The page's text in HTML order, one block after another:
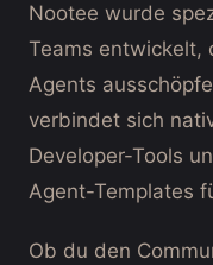
Nootee wurde
Teams entwickelt,
Agents
verbindet sich
Developer-Tools
Agent-Templates
Ob du den